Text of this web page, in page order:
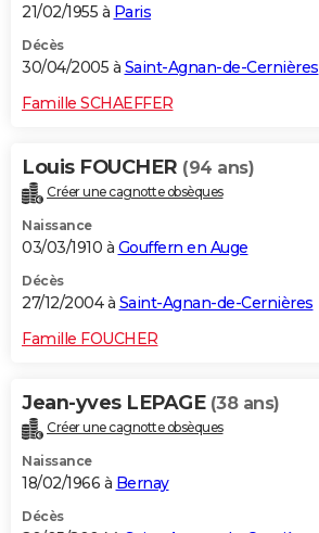
21/02/1955 à Paris
Décès
30/04/2005 à Saint-Agnan-de-Cernières
Famille SCHAEFFER
Louis FOUCHER (94 ans)
Créer une cagnotte obsèques
Naissance
03/03/1910 à Gouffern en Auge
Décès
27/12/2004 à Saint-Agnan-de-Cernières
Famille FOUCHER
Jean-yves LEPAGE (38 ans)
Créer une cagnotte obsèques
Naissance
18/02/1966 à Bernay
Décès